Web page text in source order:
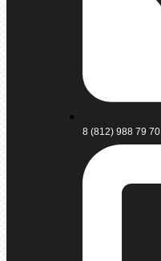
8 (812) 988 79 70